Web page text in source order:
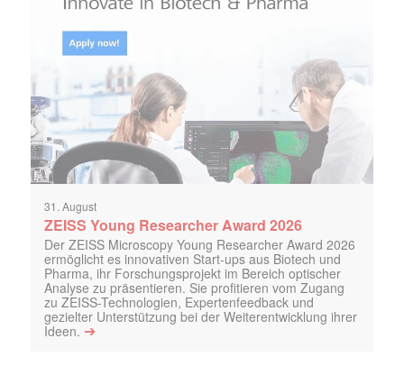
31. August
ZEISS Young Researcher Award 2026
Der ZEISS Microscopy Young Researcher Award 2026
ermöglicht es innovativen Start-ups aus Biotech und
Pharma, ihr Forschungsprojekt im Bereich optischer
Analyse zu präsentieren. Sie profitieren vom Zugang
zu ZEISS-Technologien, Expertenfeedback und
gezielter Unterstützung bei der Weiterentwicklung ihrer
Ideen. ➔